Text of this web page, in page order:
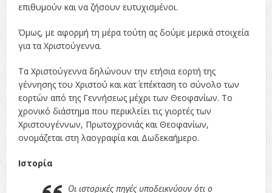
επιθυμούν και να ζήσουν ευτυχισμένοι.
Όμως, με αφορμή τη μέρα τούτη ας δούμε μερικά στοιχεία
για τα Χριστούγεννα.
Τα Χριστούγεννα δηλώνουν την ετήσια εορτή της
γέννησης του Χριστού και κατ΄ επέκταση το σύνολο των
εορτών από της Γεννήσεως μέχρι των Θεοφανίων. Το
χρονικό διάστημα που περικλείει τις γιορτές των
Χριστουγέννων, Πρωτοχρονιάς και Θεοφανίων,
ονομάζεται στη λαογραφία και Δωδεκαήμερο.
Ιστορία
Οι ιστορικές πηγές υποδεικνύουν ότι ο